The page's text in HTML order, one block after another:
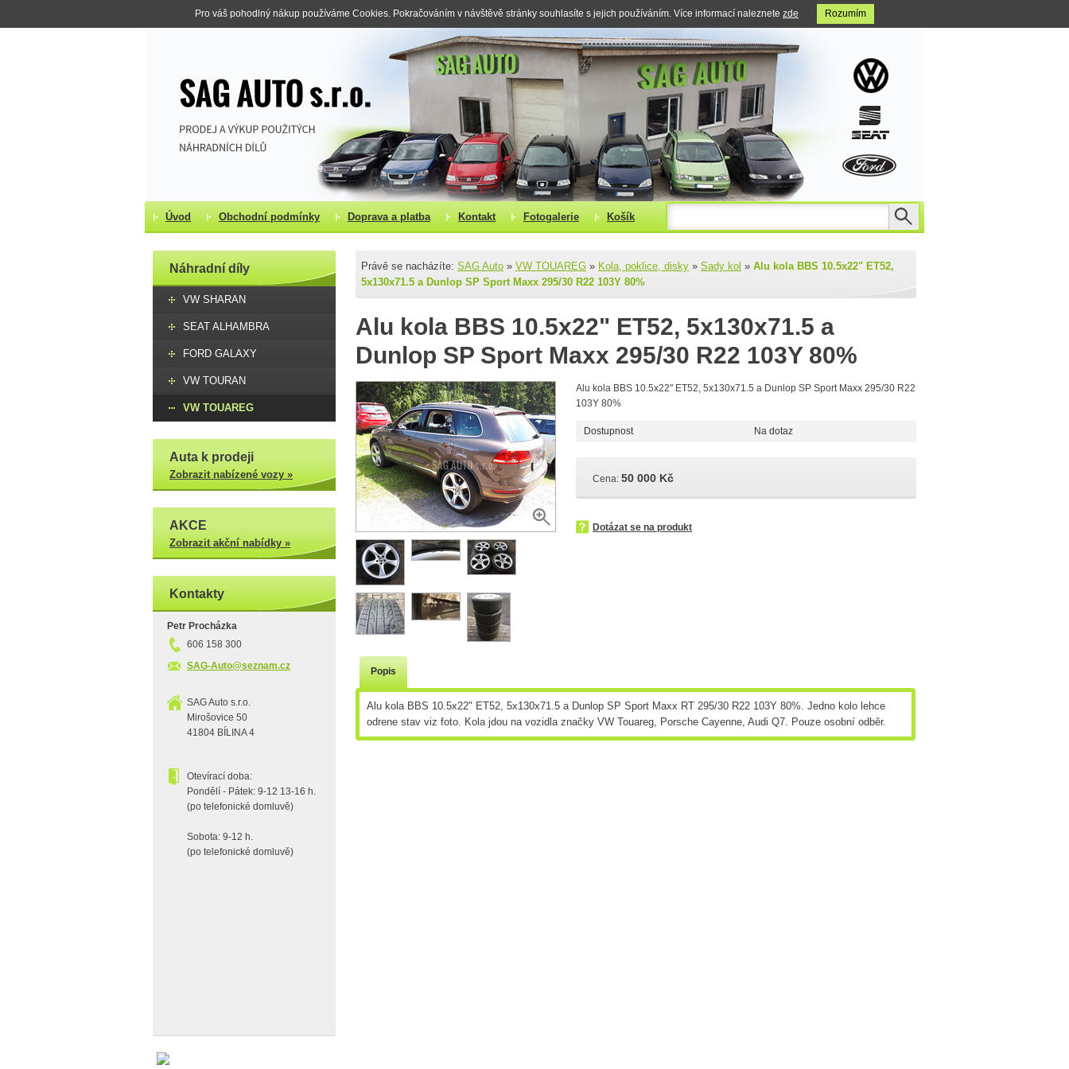
Pro váš pohodlný nákup používáme Cookies. Pokračováním v návštěvě stránky souhlasíte s jejich používáním. Více informací naleznete zde Rozumím
Úvod Obchodní podmínky Doprava a platba Kontakt Fotogalerie Košík
Náhradní díly
VW SHARAN
SEAT ALHAMBRA
FORD GALAXY
VW TOURAN
VW TOUAREG
Auta k prodeji
Zobrazit nabízené vozy »
AKCE
Zobrazit akční nabídky »
Kontakty
Petr Procházka
606 158 300
SAG-Auto@seznam.cz
SAG Auto s.r.o.
Mirošovice 50
41804 BÍLINA 4
Otevírací doba:
Pondělí - Pátek: 9-12 13-16 h.
(po telefonické domluvě)
Sobota: 9-12 h.
(po telefonické domluvě)
Právě se nacházíte: SAG Auto » VW TOUAREG » Kola, poklice, disky » Sady kol » Alu kola BBS 10.5x22" ET52,
5x130x71.5 a Dunlop SP Sport Maxx 295/30 R22 103Y 80%
Alu kola BBS 10.5x22" ET52, 5x130x71.5 a
Dunlop SP Sport Maxx 295/30 R22 103Y 80%
Alu kola BBS 10.5x22" ET52, 5x130x71.5 a Dunlop SP Sport Maxx 295/30 R22
103Y 80%
Dostupnost Na dotaz
Cena: 50 000 Kč
Dotázat se na produkt
Popis
Alu kola BBS 10.5x22" ET52, 5x130x71.5 a Dunlop SP Sport Maxx RT 295/30 R22 103Y 80%. Jedno kolo lehce
odrene stav viz foto. Kola jdou na vozidla značky VW Touareg, Porsche Cayenne, Audi Q7. Pouze osobní odběr.